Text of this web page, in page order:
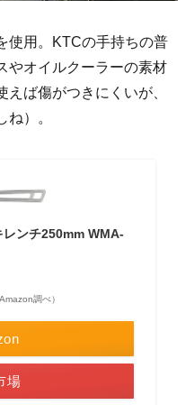
使用。KTCの手持ちの普
やオイルクーラーの素材
ば傷がつきにくいが、
）。
ンチ250mm WMA-
調べ）
場